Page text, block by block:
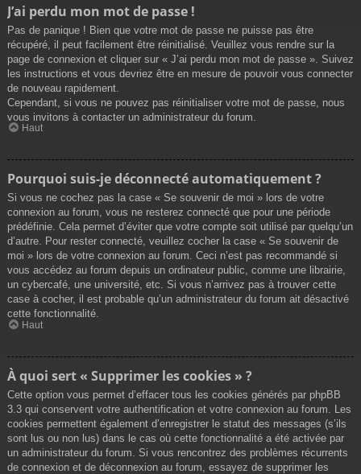
J’ai perdu mon mot de passe !
Pas de panique ! Bien que votre mot de passe ne puisse pas être
récupéré, il peut facilement être réinitialisé. Veuillez vous rendre sur la
page de connexion et cliquer sur « J’ai perdu mon mot de passe ». Suivez
les instructions et vous devriez être en mesure de pouvoir vous connecter
de nouveau rapidement.
Cependant, si vous ne pouvez pas réinitialiser votre mot de passe, nous
vous invitons à contacter un administrateur du forum.
Haut
Pourquoi suis-je déconnecté automatiquement ?
Si vous ne cochez pas la case « Se souvenir de moi » lors de votre
connexion au forum, vous ne resterez connecté que pour une période
prédéfinie. Cela permet d’éviter que votre compte soit utilisé par quelqu’un
d’autre. Pour rester connecté, veuillez cocher la case « Se souvenir de
moi » lors de votre connexion au forum. Ceci n’est pas recommandé si
vous accédez au forum depuis un ordinateur public, comme une librairie,
un cybercafé, une université, etc. Si vous n’arrivez pas à trouver cette
case à cocher, il est probable qu’un administrateur du forum ait désactivé
cette fonctionnalité.
Haut
À quoi sert « Supprimer les cookies » ?
Cette option vous permet d’effacer tous les cookies générés par phpBB
3.3 qui conservent votre authentification et votre connexion au forum. Les
cookies permettent également d’enregistrer le statut des messages (s’ils
sont lus ou non lus) dans le cas où cette fonctionnalité a été activée par
un administrateur du forum. Si vous rencontrez des problèmes récurrents
de connexion et de déconnexion au forum, essayez de supprimer les